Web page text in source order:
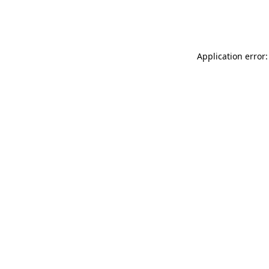
Application